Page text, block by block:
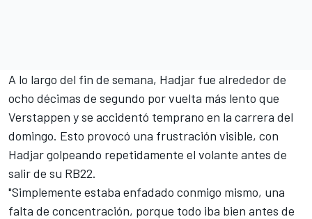
A lo largo del fin de semana, Hadjar fue alrededor de
ocho décimas de segundo por vuelta más lento que
Verstappen y se accidentó temprano en la carrera del
domingo. Esto provocó una frustración visible, con
Hadjar golpeando repetidamente el volante antes de
salir de su RB22.
"Simplemente estaba enfadado conmigo mismo, una
falta de concentración, porque todo iba bien antes de